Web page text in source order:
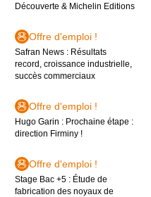
Découverte & Michelin Editions
Offre d'emploi !
Safran News : Résultats
record, croissance industrielle,
succès commerciaux
Offre d'emploi !
Hugo Garin : Prochaine étape :
direction Firminy !
Offre d'emploi !
Stage Bac +5 : Étude de
fabrication des noyaux de